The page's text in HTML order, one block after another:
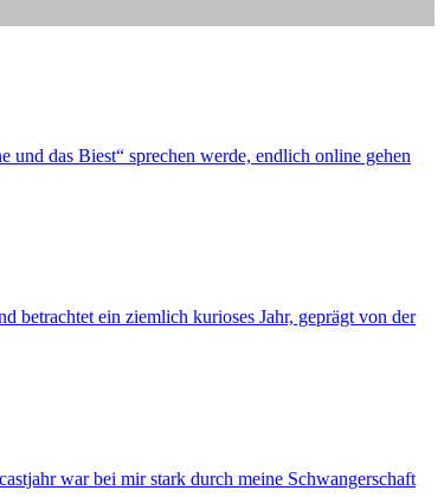
das Biest“ sprechen werde, endlich online gehen
betrachtet ein ziemlich kurioses Jahr, geprägt von der
war bei mir stark durch meine Schwangerschaft